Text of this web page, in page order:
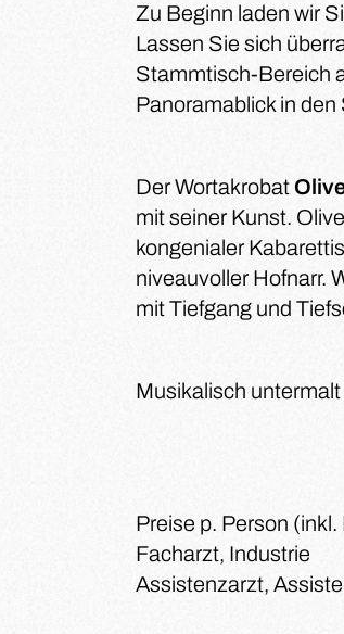
Zu Beginn laden wir
Lassen Sie sich
Stammtisch-Bereich
Panoramablick in
Der Wortakrobat
mit seiner Kunst.
kongenialer
niveauvoller Hofnarr.
mit Tiefgang und
Musikalisch untermalt
Preise p. Person
Facharzt, Industrie
Assistenzarzt,